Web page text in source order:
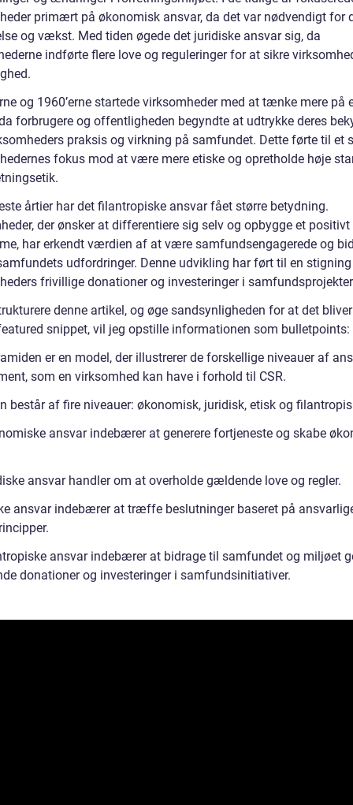
primært på økonomisk ansvar, da det var nødvendigt for
og vækst. Med tiden øgede det juridiske ansvar sig, da
indførte flere love og reguleringer for at sikre
og 1960’erne startede virksomheder med at tænke mere på
forbrugere og offentligheden begyndte at udtrykke deres
praksis og virkning på samfundet. Dette førte til et
fokus mod at være mere etiske og opretholde høje
årtier har det filantropiske ansvar fået større betydning.
der ønsker at differentiere sig selv og opbygge et positivt
har erkendt værdien af at være samfundsengagerede og
udfordringer. Denne udvikling har ført til en
frivillige donationer og investeringer i
denne artikel, og øge sandsynligheden for at det
snippet, vil jeg opstille informationen som bulletpoints:
er en model, der illustrerer de forskellige niveauer af
som en virksomhed kan have i forhold til CSR.
består af fire niveauer: økonomisk, juridisk, etisk og
ansvar indebærer at generere fortjeneste og skabe
ansvar handler om at overholde gældende love og regler.
ansvar indebærer at træffe beslutninger baseret på
ansvar indebærer at bidrage til samfundet og miljøet
donationer og investeringer i samfundsinitiativer.